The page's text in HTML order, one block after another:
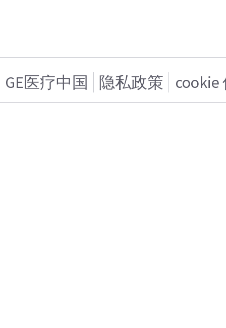
GE医疗中国 隐私政策 cookie